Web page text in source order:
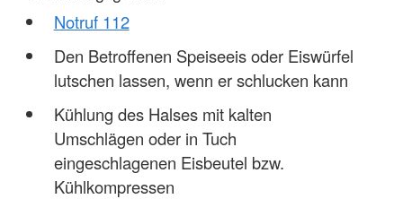
Notruf 112
Den Betroffenen Speiseeis oder Eiswürfel
lutschen lassen, wenn er schlucken kann
Kühlung des Halses mit kalten
Umschlägen oder in Tuch
eingeschlagenen Eisbeutel bzw.
Kühlkompressen